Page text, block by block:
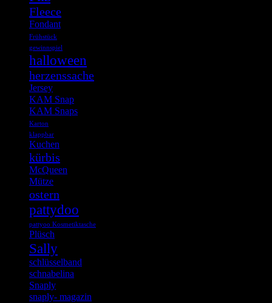
Fleece
Fondant
Frühstück
gewinnspiel
halloween
herzenssache
Jersey
KAM Snap
KAM Snaps
Karton
klappbar
Kuchen
kürbis
McQueen
Mütze
ostern
pattydoo
pattyoo Kosmetiktasche
Plüsch
Sally
schlüsselband
schnabelina
Snaply
snaply- magazin